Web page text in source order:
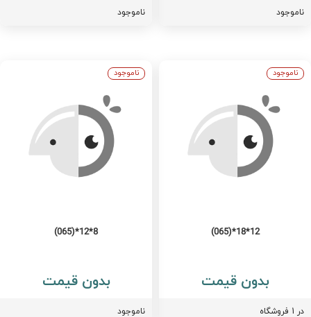
ناموجود
12*18*(065)
بدون قیمت
ناموجود
بدون قیمت
ناموجود
ناموجود